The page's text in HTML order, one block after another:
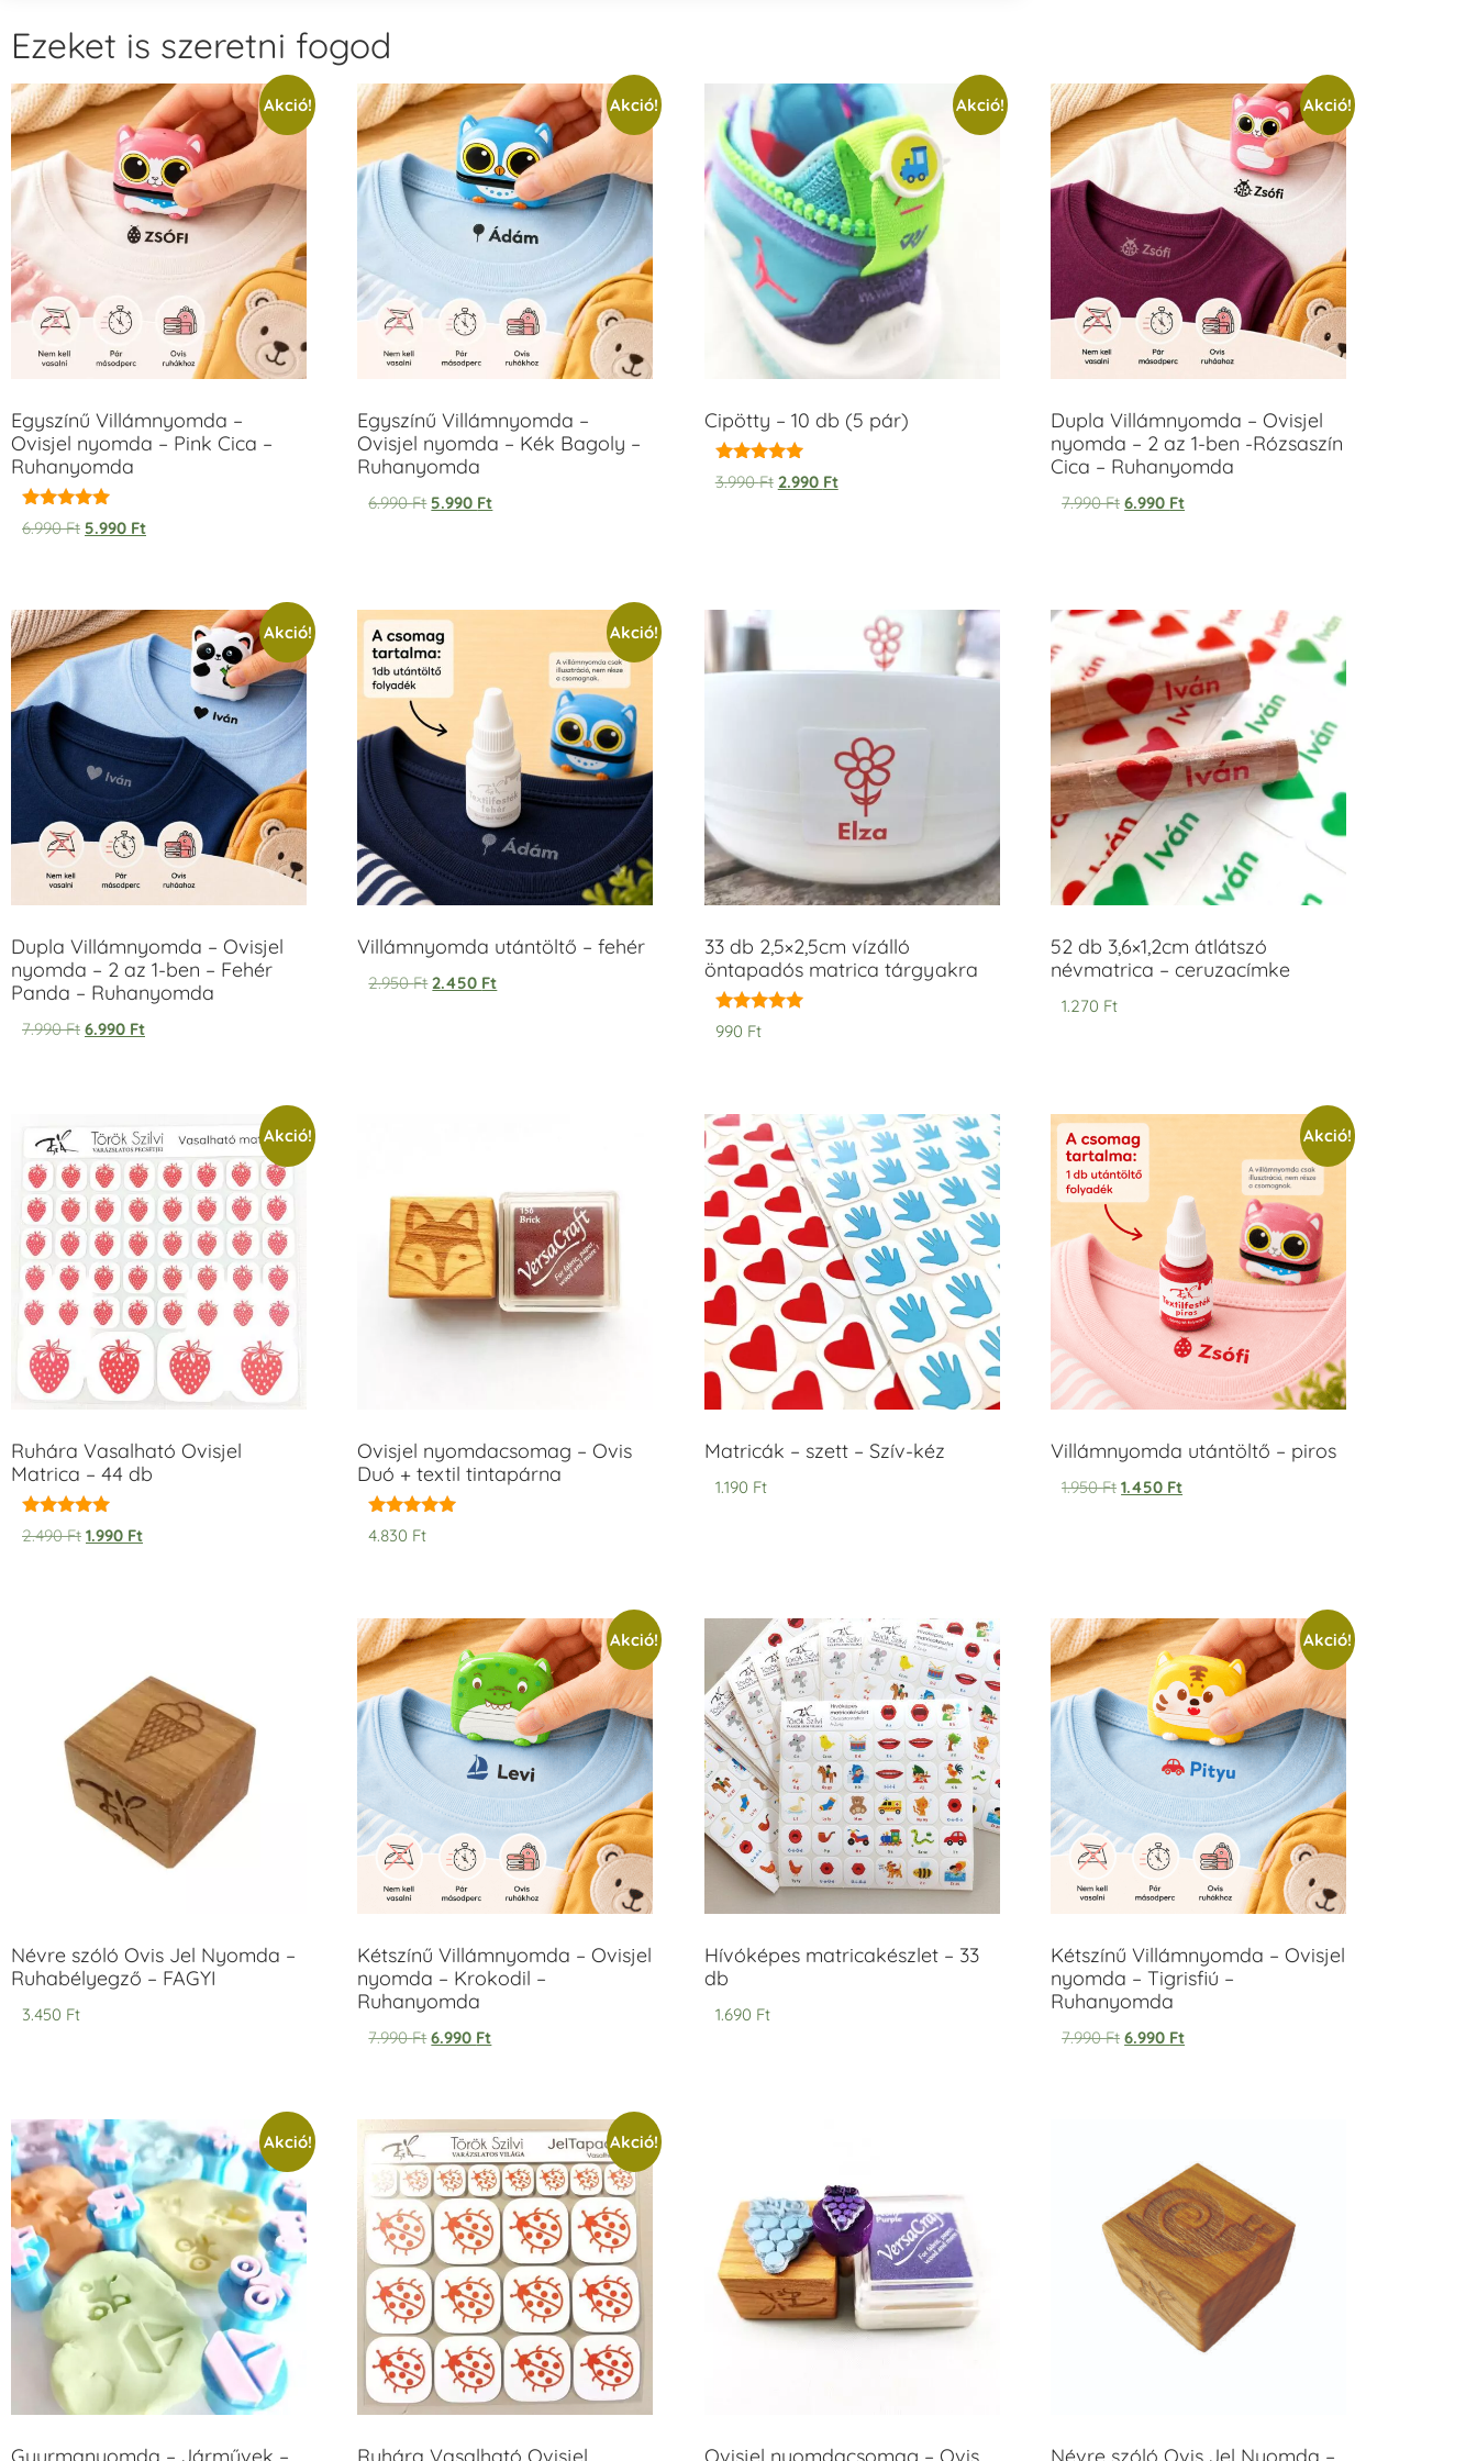
Ezeket is szeretni fogod
Akció!
Egyszínű Villámnyomda –
Ovisjel nyomda – Pink Cica –
Ruhanyomda
Értékelés:
5.00
6.990Ft 5.990 Ft
Akció!
Egyszínű Villámnyomda –
Ovisjel nyomda – Kék Bagoly –
Ruhanyomda
6.990Ft 5.990 Ft
Akció!
Cipötty – 10 db (5 pár)
Értékelés:
5.00
3.990Ft 2.990 Ft
Akció!
Dupla Villámnyomda – Ovisjel
nyomda – 2 az 1-ben -Rózsaszín
Cica – Ruhanyomda
7.990Ft 6.990 Ft
Akció!
Dupla Villámnyomda – Ovisjel
nyomda – 2 az 1-ben – Fehér
Panda – Ruhanyomda
7.990Ft 6.990 Ft
Akció!
Villámnyomda utántöltő – fehér
2.950Ft 2.450 Ft
33 db 2,5×2,5cm vízálló
öntapadós matrica tárgyakra
Értékelés:
5.00
990 Ft
52 db 3,6×1,2cm átlátszó
névmatrica – ceruzacímke
1.270 Ft
Akció!
Ruhára Vasalható Ovisjel
Matrica – 44 db
Értékelés:
5.00
2.490Ft 1.990 Ft
Ovisjel nyomdacsomag – Ovis
Duó + textil tintapárna
Értékelés:
5.00
4.830 Ft
Matricák – szett – Szív-kéz
1.190 Ft
Akció!
Villámnyomda utántöltő – piros
1.950Ft 1.450 Ft
Névre szóló Ovis Jel Nyomda –
Ruhabélyegző – FAGYI
3.450 Ft
Akció!
Kétszínű Villámnyomda – Ovisjel
nyomda – Krokodil –
Ruhanyomda
7.990Ft 6.990 Ft
Hívóképes matricakészlet – 33
db
1.690 Ft
Akció!
Kétszínű Villámnyomda – Ovisjel
nyomda – Tigrisfiú –
Ruhanyomda
7.990Ft 6.990 Ft
Akció! Akció!